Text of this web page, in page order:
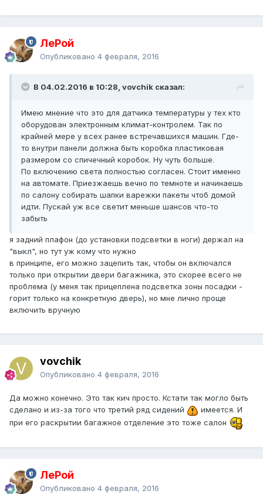
ЛеРой
Опубликовано 4 февраля, 2016
В 04.02.2016 в 10:28, vovchik сказал:
Имею мнение что это для датчика температуры у тех кто
оборудован электронным климат-контролем. Так по
крайней мере у всех ранее встречавшихся машин. Где-
то внутри панели должна быть коробка пластиковая
размером со спичечный коробок. Ну чуть больше.
По включению света полностью согласен. Стоит именно
на автомате. Приезжаешь вечно по темноте и начинаешь
по салону собирать шапки варежки пакеты чтоб домой
идти. Пускай уж все светит меньше шансов что-то
забыть
я задний плафон (до установки подсветки в ноги) держал на
"выкл", но тут уж кому что нужно
в принципе, его можно зацепить так, чтобы он включался
только при открытии двери багажника, это скорее всего не
проблема (у меня так прицеплена подсветка зоны посадки -
горит только на конкретную дверь), но мне лично проще
включить вручную
vovchik
Опубликовано 4 февраля, 2016
Да можно конечно. Это так кич просто. Кстати так могло быть
сделано и из-за того что третий ряд сидений
имеется. И
при его раскрытии багажное отделение это тоже салон
ЛеРой
Опубликовано 4 февраля, 2016